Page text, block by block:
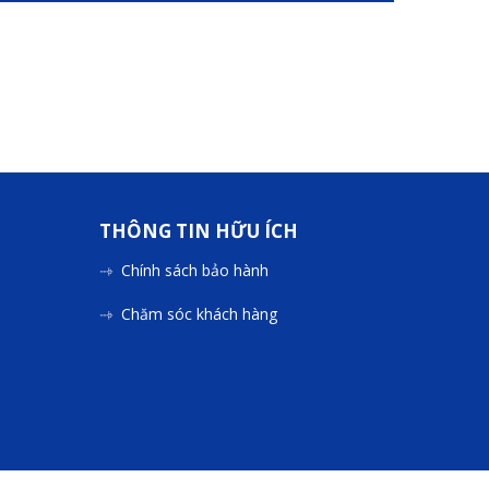
THÔNG TIN HỮU ÍCH
Chính sách bảo hành
Chăm sóc khách hàng